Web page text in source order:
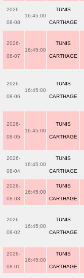
2026-
08-08
16:45:00
TUNIS
CARTHAGE
2026-
08-07
16:45:00
TUNIS
CARTHAGE
2026-
08-06
16:45:00
TUNIS
CARTHAGE
2026-
08-05
16:45:00
TUNIS
CARTHAGE
2026-
08-04
16:45:00
TUNIS
CARTHAGE
2026-
08-03
16:45:00
TUNIS
CARTHAGE
2026-
08-02
16:45:00
TUNIS
CARTHAGE
2026-
08-01
16:45:00
TUNIS
CARTHAGE